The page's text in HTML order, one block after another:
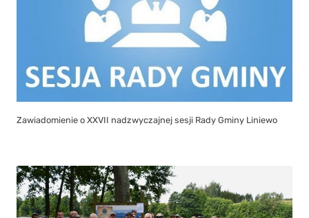
Zawiadomienie o XXVII nadzwyczajnej sesji Rady Gminy Liniewo